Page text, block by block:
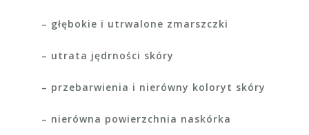
– głębokie i utrwalone zmarszczki
– utrata jędrności skóry
– przebarwienia i nierówny koloryt skóry
– nierówna powierzchnia naskórka